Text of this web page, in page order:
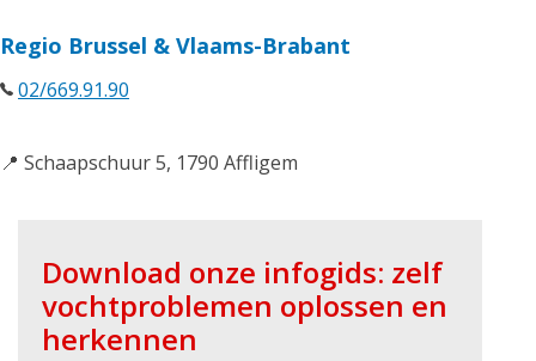
Regio Brussel & Vlaams-Brabant
02/669.91.90
📍 Schaapschuur 5, 1790 Affligem
Download onze infogids: zelf
vochtproblemen oplossen en
herkennen